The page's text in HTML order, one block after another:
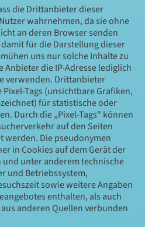
die Drittanbieter dieser
wahrnehmen, da sie ohne
an deren Browser senden
für die Darstellung dieser
uns nur solche Inhalte zu
die IP-Adresse lediglich
verwenden. Drittanbieter
Tags (unsichtbare Grafiken,
für statistische oder
Durch die „Pixel-Tags“ können
auf den Seiten
werden. Die pseudonymen
in Cookies auf dem Gerät der
unter anderem technische
und Betriebssystem,
sowie weitere Angaben
enthalten, als auch
anderen Quellen verbunden